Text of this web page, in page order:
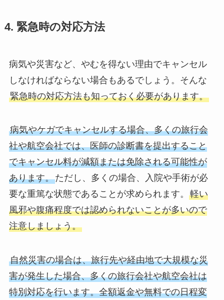
4. 緊急時の対応方法
病気や災害など、やむを得ない理由でキャンセル
しなければならない場合もあるでしょう。そんな
緊急時の対応方法も知っておく必要があります。
病気やケガでキャンセルする場合、多くの旅行会
社や航空会社では、医師の診断書を提出すること
でキャンセル料が減額または免除される可能性が
あります。ただし、多くの場合、入院や手術が必
要な重篤な状態であることが求められます。 軽い
風邪や腹痛程度では認められないことが多いので
注意しましょう。
自然災害の場合は、旅行先や経由地で大規模な災
害が発生した場合、多くの旅行会社や航空会社は
特別対応を行います。全額返金や無料での日程変